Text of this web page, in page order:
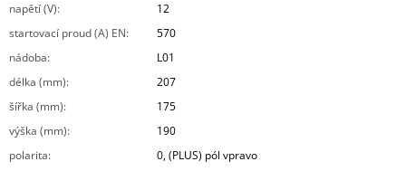
napětí (V):
12
startovací proud (A) EN:
570
nádoba:
L01
délka (mm):
207
šířka (mm):
175
výška (mm):
190
polarita:
0, (PLUS) pól vpravo